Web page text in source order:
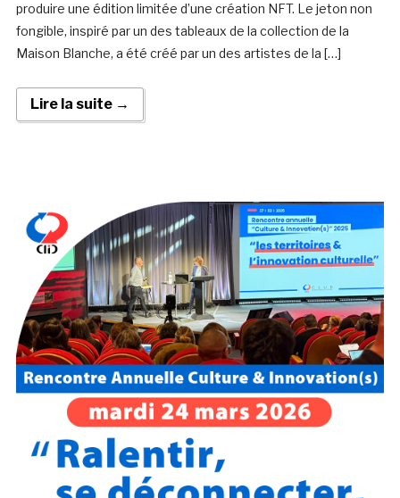
produire une édition limitée d’une création NFT. Le jeton non
fongible, inspiré par un des tableaux de la collection de la
Maison Blanche, a été créé par un des artistes de la […]
Lire la suite →